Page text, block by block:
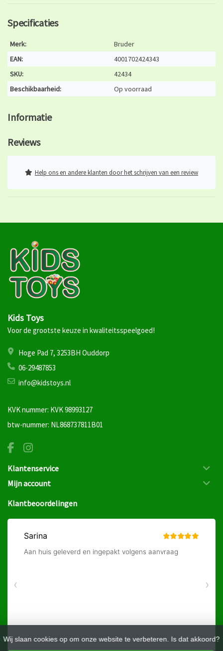
Wij slaan cookies op om onze website te verbeteren. Is dat akkoord?
Specificaties
Merk:
Bruder
EAN:
4001702424343
SKU:
42434
Beschikbaarheid:
Op voorraad
Informatie
Reviews
Help ons en andere klanten door het schrijven van een review
Kids Toys
Voor de grootste keuze in kwaliteitsspeelgoed!
Hoge Pad 7, 3253BH Ouddorp
06-29487853
info@kidstoys.nl
KVK nummer: KVK 98993127
btw-nummer: NL868737811B01
Klantenservice
Mijn account
Klantbeoordelingen